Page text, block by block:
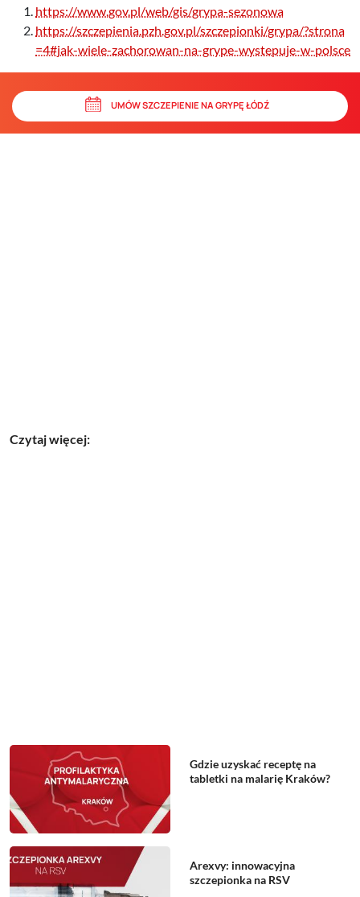
https://www.gov.pl/web/gis/grypa-sezonowa
https://szczepienia.pzh.gov.pl/szczepionki/grypa/?strona
=4#jak-wiele-zachorowan-na-grype-wystepuje-w-polsce
UMÓW SZCZEPIENIE NA GRYPĘ ŁÓDŹ
Czytaj więcej:
Gdzie uzyskać receptę na
tabletki na malarię Kraków?
Arexvy: innowacyjna
szczepionka na RSV